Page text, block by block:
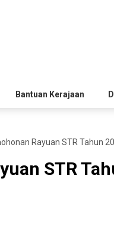
Bantuan Kerajaan
Rayuan STR Tahun
STR